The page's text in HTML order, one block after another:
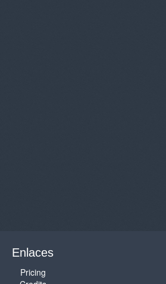
Enlaces
Pricing